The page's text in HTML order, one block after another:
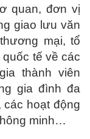
quan, đơn vị
giao lưu văn
mại, tổ
tế về các
thành viên
gia đình đa
các hoạt động
minh…